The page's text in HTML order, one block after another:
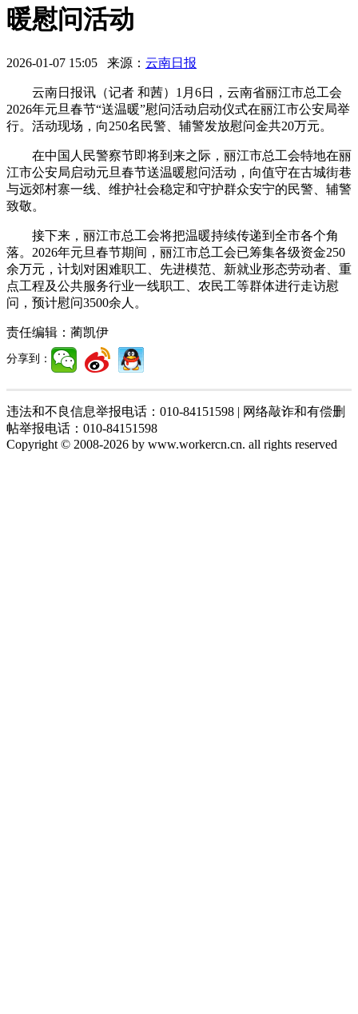
暖慰问活动
2026-01-07 15:05 来源： 云南日报
云南日报讯（记者 和茜）1月6日，云南省丽江市总工会
2026年元旦春节“送温暖”慰问活动启动仪式在丽江市公安局举
行。活动现场，向250名民警、辅警发放慰问金共20万元。
在中国人民警察节即将到来之际，丽江市总工会特地在丽
江市公安局启动元旦春节送温暖慰问活动，向值守在古城街巷
与远郊村寨一线、维护社会稳定和守护群众安宁的民警、辅警
致敬。
接下来，丽江市总工会将把温暖持续传递到全市各个角
落。2026年元旦春节期间，丽江市总工会已筹集各级资金250
余万元，计划对困难职工、先进模范、新就业形态劳动者、重
点工程及公共服务行业一线职工、农民工等群体进行走访慰
问，预计慰问3500余人。
责任编辑： 蔺凯伊
分享到：
违法和不良信息举报电话：010-84151598 | 网络敲诈和有偿删
帖举报电话：010-84151598
Copyright © 2008-2026 by www.workercn.cn. all rights reserved